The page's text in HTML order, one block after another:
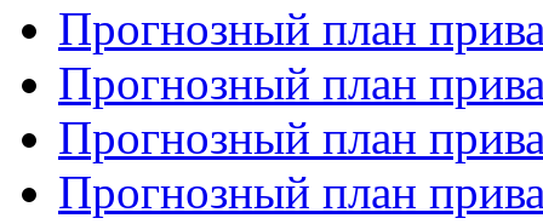
Прогнозный план
Прогнозный план
Прогнозный план
Прогнозный план